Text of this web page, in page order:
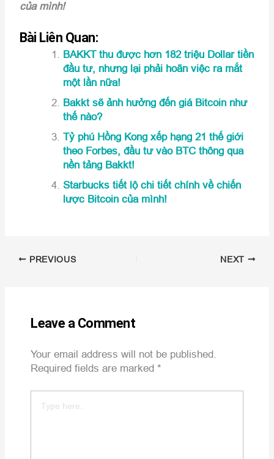
của mình!
Bài Liên Quan:
BAKKT thu được hơn 182 triệu Dollar tiền
đầu tư, nhưng lại phải hoãn việc ra mắt
một lần nữa!
Bakkt sẽ ảnh hưởng đến giá Bitcoin như
thế nào?
Tỷ phú Hồng Kong xếp hạng 21 thế giới
theo Forbes, đầu tư vào BTC thông qua
nền tảng Bakkt!
Starbucks tiết lộ chi tiết chính về chiến
lược Bitcoin của mình!
PREVIOUS NEXT
Leave a Comment
Your email address will not be published.
Required fields are marked*
here..